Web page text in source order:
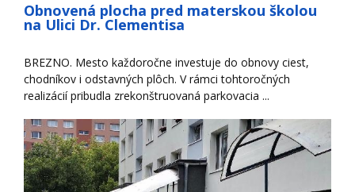
Obnovená plocha pred materskou školou
na Ulici Dr. Clementisa
BREZNO. Mesto každoročne investuje do obnovy ciest,
chodníkov i odstavných plôch. V rámci tohtoročných
realizácií pribudla zrekonštruovaná parkovacia ...